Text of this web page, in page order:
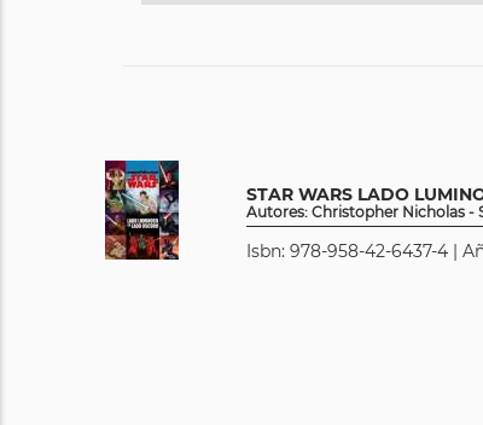
STAR WARS LADO
Autores: Christopher Nicholas -
Isbn: 978-958-42-6437-4 |